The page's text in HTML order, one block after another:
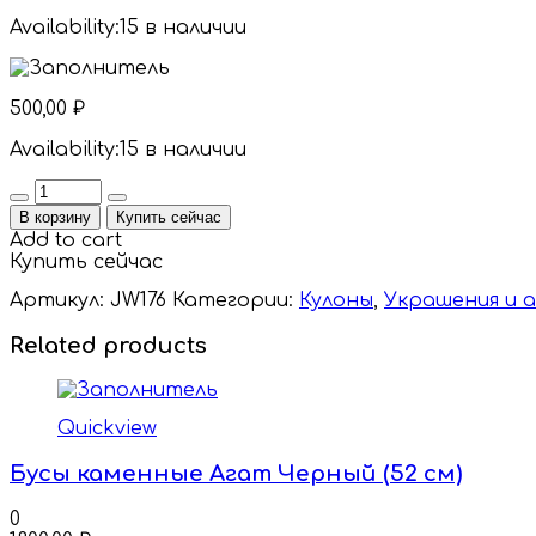
Availability:15 в наличии
500,00 ₽
Availability:15 в наличии
Quantity
В корзину Купить сейчас
Add to cart
Купить сейчас
Артикул: JW176 Категории: Кулоны, Украшения и
Related products
Quickview
Бусы каменные Агат Черный (52 см)
0